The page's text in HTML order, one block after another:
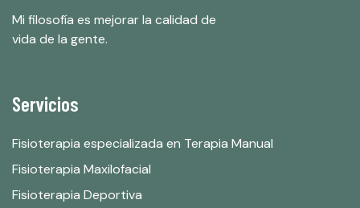
Mi filosofía es mejorar la calidad de
vida de la gente.
Servicios
Fisioterapia especializada en Terapia Manual
Fisioterapia Maxilofacial
Fisioterapia Deportiva